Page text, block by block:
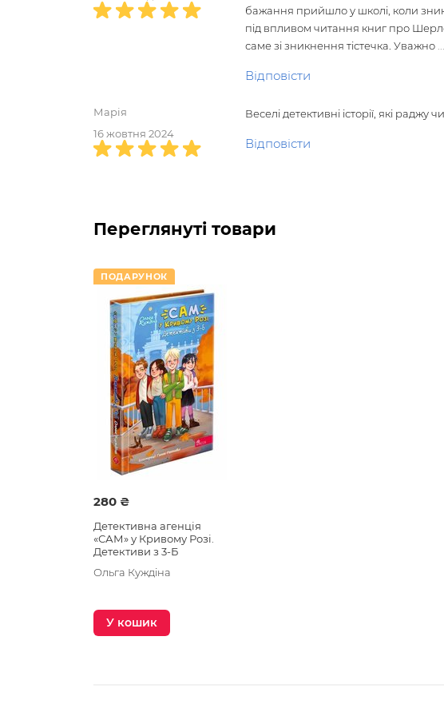
відзнаки журі Міжнародного літературного
літературного конкурса «Дитяча КороНація-2021».
бажання прийшло у школі, коли
під впливом читання книг про
саме зі зникнення тістечка. Уважно
Відповісти
Марія
16 жовтня 2024
Веселі детективні історії, які
Відповісти
Переглянуті товари
ПОДАРУНОК
280 ₴
Детективна агенція
«САМ» у Кривому Розі.
Детективи з 3-Б
Ольга Куждіна
У кошик